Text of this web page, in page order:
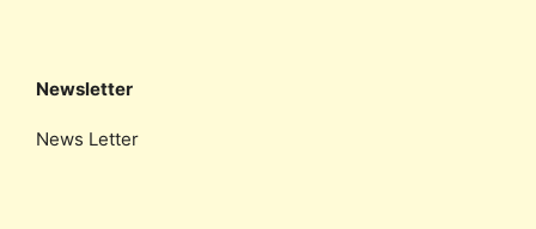
Newsletter
News Letter